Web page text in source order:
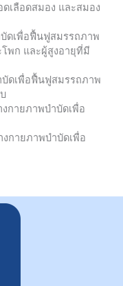
เลือดสมอง และสมอง
บัดเพื่อฟื้นฟูสมรรถภาพ
พก และผู้สูงอายุที่มี
บัดเพื่อฟื้นฟูสมรรถภาพ
กายภาพบำบัดเพื่อ
กายภาพบำบัดเพื่อ